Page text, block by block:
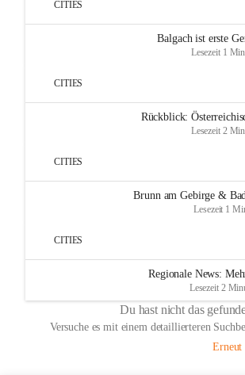
CITIES
Balgach ist erste
Lesezeit 1
CITIES
Rückblick:
Lesezeit 2
CITIES
Brunn am Gebirge &
Lesezeit 1
CITIES
Regionale News:
Lesezeit 2
Du hast nicht das
Versuche es mit einem detaillierteren
Erneut